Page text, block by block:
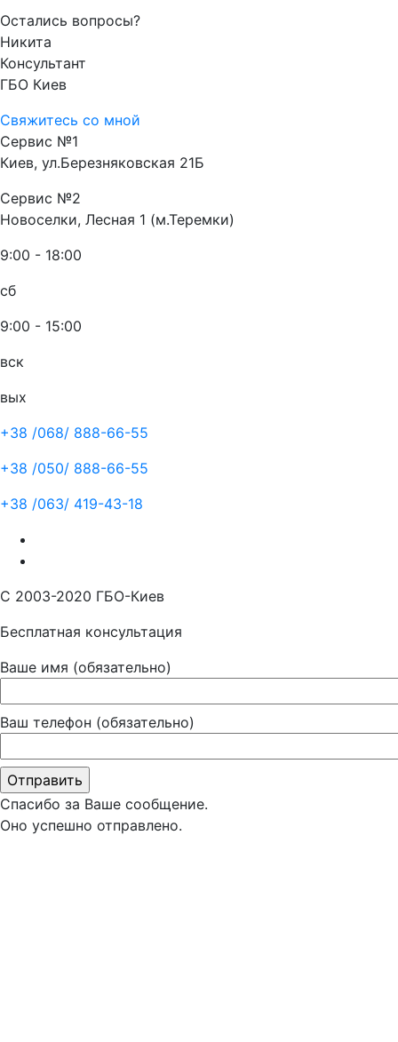
Остались вопросы?
Никита
Консультант
ГБО Киев
Свяжитесь со мной
Сервис №1
Киев, ул.Березняковская 21Б
Сервис №2
Новоселки, Лесная 1 (м.Теремки)
9:00 - 18:00
сб
9:00 - 15:00
вск
вых
+38 /068/ 888-66-55
+38 /050/ 888-66-55
+38 /063/ 419-43-18
С 2003-2020 ГБО-Киев
Бесплатная консультация
Ваше имя (обязательно)
Ваш телефон (обязательно)
Спасибо за Ваше сообщение.
Оно успешно отправлено.